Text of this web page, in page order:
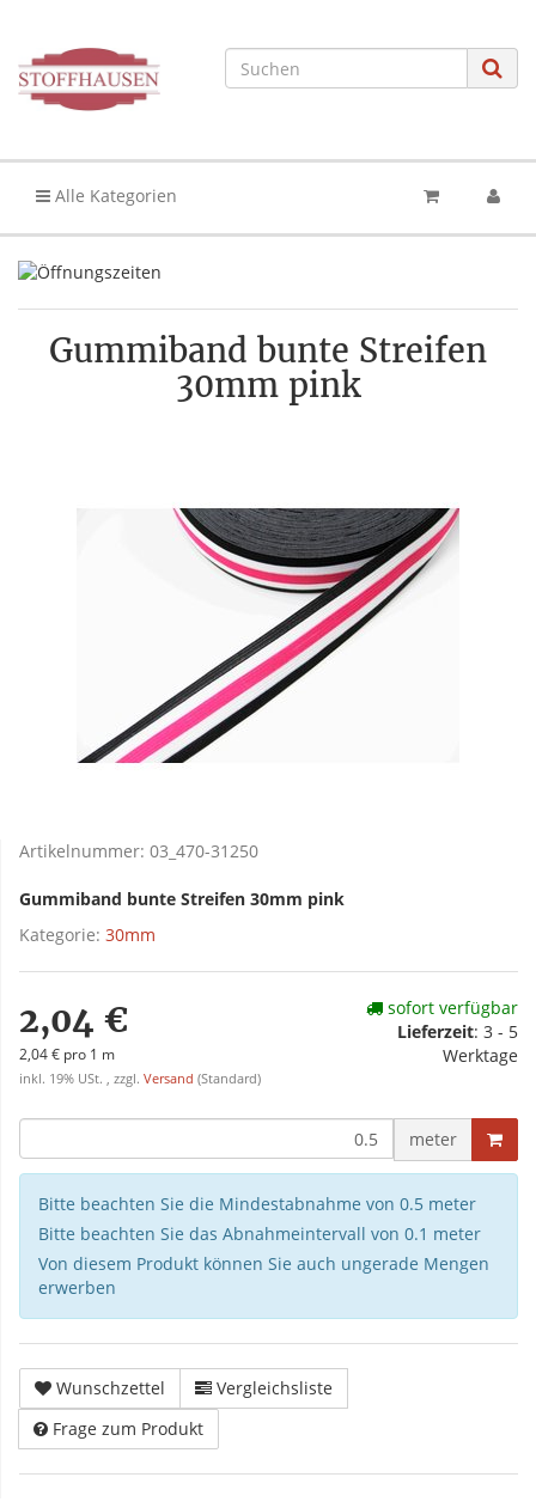
Alle Kategorien
Gummiband bunte Streifen
30mm pink
Artikelnummer: 03_470-31250
Gummiband bunte Streifen 30mm pink
Kategorie: 30mm
2,04 €
2,04 € pro 1 m
inkl. 19% USt. , zzgl. Versand (Standard)
sofort verfügbar
Lieferzeit: 3 - 5
Werktage
meter
Bitte beachten Sie die Mindestabnahme von 0.5 meter
Bitte beachten Sie das Abnahmeintervall von 0.1 meter
Von diesem Produkt können Sie auch ungerade Mengen
erwerben
Wunschzettel
Vergleichsliste
Frage zum Produkt